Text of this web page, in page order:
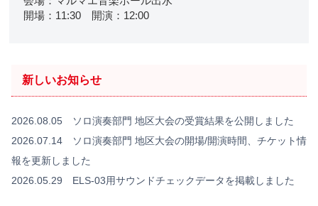
開場：11:30 開演：12:00
新しいお知らせ
2026.08.05 ソロ演奏部門 地区大会の受賞結果を公開しました
2026.07.14 ソロ演奏部門 地区大会の開場/開演時間、チケット情
報を更新しました
2026.05.29 ELS-03用サウンドチェックデータを掲載しました